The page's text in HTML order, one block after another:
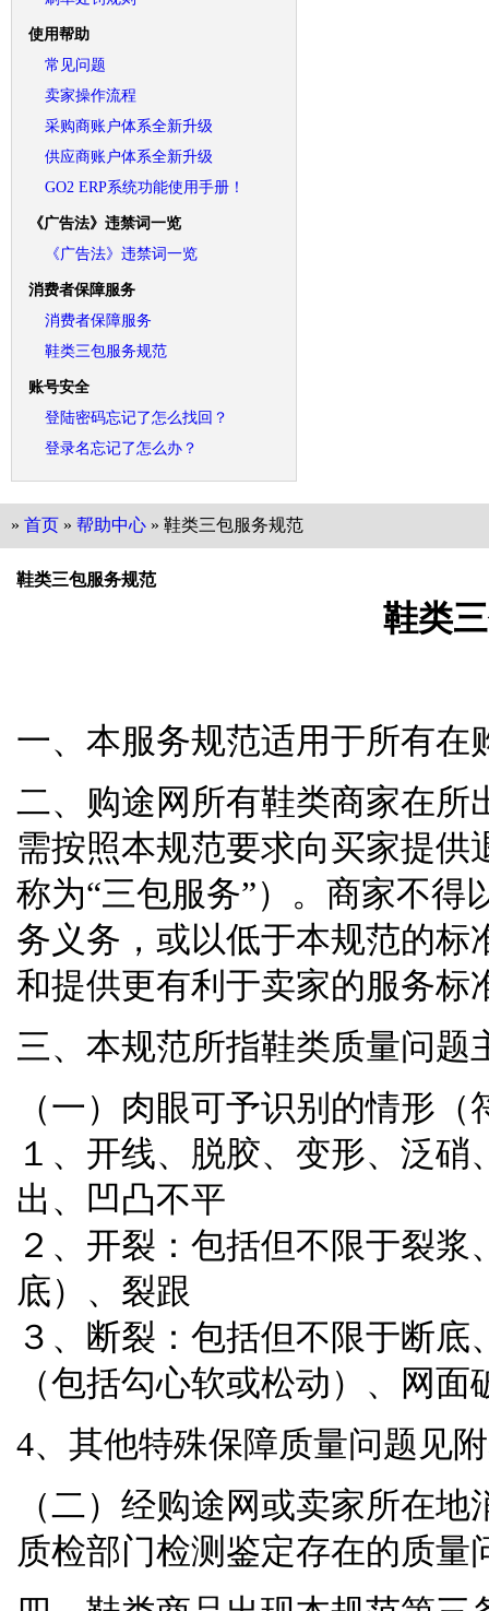
使用帮助
常见问题
卖家操作流程
采购商账户体系全新升级
供应商账户体系全新升级
GO2 ERP系统功能使用手册！
《广告法》违禁词一览
《广告法》违禁词一览
消费者保障服务
消费者保障服务
鞋类三包服务规范
账号安全
登陆密码忘记了怎么找回？
登录名忘记了怎么办？
» 首页 » 帮助中心 » 鞋类三包服务规范
鞋类三包服务规范
鞋类
一、本服务规范适用于所有
二、购途网所有鞋类商家在所
需按照本规范要求向买家提
称为“三包服务”）。商家不得
务义务，或以低于本规范的
和提供更有利于卖家的服务标
三、本规范所指鞋类质量问题
（一）肉眼可予识别的情形
１、开线、脱胶、变形、泛
出、凹凸不平
２、开裂：包括但不限于裂
底）、裂跟
３、断裂：包括但不限于断
（包括勾心软或松动）、网面
4、其他特殊保障质量问题见
（二）经购途网或卖家所在
质检部门检测鉴定存在的质量